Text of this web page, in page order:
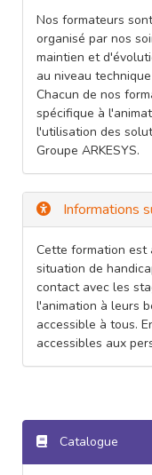
Nos formateurs
organisé par nos
maintien et
au niveau
Chacun de nos
spécifique à
l'utilisation des
Groupe ARKESYS.
Informations
Cette formation est
situation de
contact avec les
l'animation à leurs
accessible à tous.
accessibles aux
Catalogue